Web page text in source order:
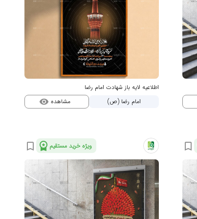
اطلاعیه لایه باز شهادت امام رضا
امام رضا (ص)
مشاهده visibility
bookmark_border ویژه خرید مستقیم workspace_premium
bookmark_border